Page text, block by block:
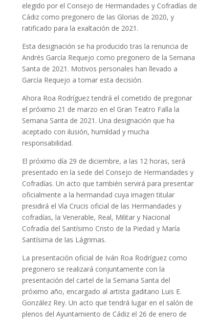
elegido por el Consejo de Hermandades y Cofradías de
Cádiz como pregonero de las Glorias de 2020, y
ratificado para la exaltación de 2021.
Esta designación se ha producido tras la renuncia de
Andrés García Requejo como pregonero de la Semana
Santa de 2021. Motivos personales han llevado a
García Requejo a tomar esta decisión.
Ahora Roa Rodríguez tendrá el cometido de pregonar
el próximo 21 de marzo en el Gran Teatro Falla la
Semana Santa de 2021. Una designación que ha
aceptado con ilusión, humildad y mucha
responsabilidad.
El próximo día 29 de diciembre, a las 12 horas, será
presentado en la sede del Consejo de Hermandades y
Cofradías. Un acto que también servirá para presentar
oficialmente a la hermandad cuya imagen titular
presidirá el Vía Crucis oficial de las Hermandades y
cofradías, la Venerable, Real, Militar y Nacional
Cofradía del Santísimo Cristo de la Piedad y María
Santísima de las Lágrimas.
La presentación oficial de Iván Roa Rodríguez como
pregonero se realizará conjuntamente con la
presentación del cartel de la Semana Santa del
próximo año, encargado al artista gaditano Luis E.
González Rey. Un acto que tendrá lugar en el salón de
plenos del Ayuntamiento de Cádiz el 26 de enero de